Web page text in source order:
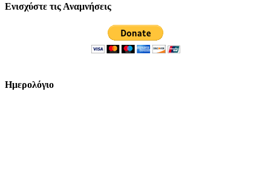
Ενισχύστε τις Αναμνήσεις
Ημερολόγιο